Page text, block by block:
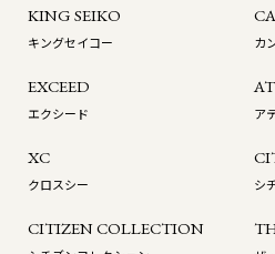
KING SEIKO
キングセイコー カ
EXCEED
エクシード ア
XC
クロスシー シ
CITIZEN COLLECTION